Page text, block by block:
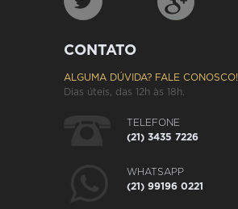
CONTATO
ALGUMA DÚVIDA? FALE CONOSCO!
Dias úteis, das 12h às 18h.
TELEFONE
(21) 3435 7226
WHATSAPP
(21) 99196 0221